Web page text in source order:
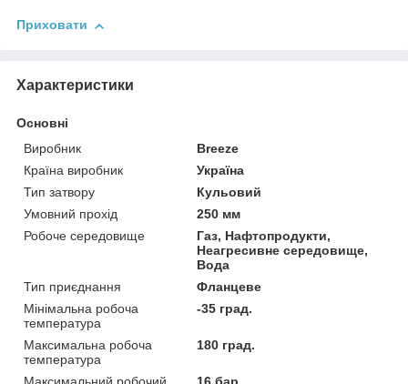
Приховати
Характеристики
Основні
Виробник
Breeze
Країна виробник
Україна
Тип затвору
Кульовий
Умовний прохід
250 мм
Робоче середовище
Газ, Нафтопродукти,
Неагресивне середовище,
Вода
Тип приєднання
Фланцеве
Мінімальна робоча
температура
-35 град.
Максимальна робоча
температура
180 град.
Максимальний робочий 16 бар